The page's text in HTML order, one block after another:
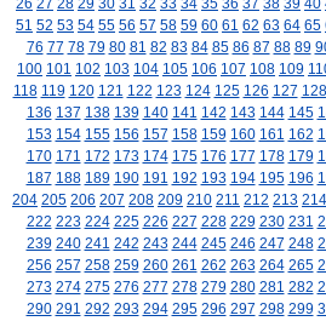
26 27 28 29 30 31 32 33 34 35 36 37 38 39 40
51 52 53 54 55 56 57 58 59 60 61 62 63 64 65
76 77 78 79 80 81 82 83 84 85 86 87 88 89
100 101 102 103 104 105 106 107 108 109
118 119 120 121 122 123 124 125 126 127 128
136 137 138 139 140 141 142 143 144 145
153 154 155 156 157 158 159 160 161 162
170 171 172 173 174 175 176 177 178 179
187 188 189 190 191 192 193 194 195 196
204 205 206 207 208 209 210 211 212 213 214
222 223 224 225 226 227 228 229 230 231
239 240 241 242 243 244 245 246 247 248
256 257 258 259 260 261 262 263 264 265
273 274 275 276 277 278 279 280 281 282
290 291 292 293 294 295 296 297 298 299